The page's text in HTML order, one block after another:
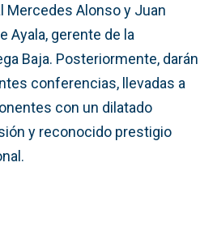
Mercedes Alonso y Juan
Ayala, gerente de la
Baja. Posteriormente, darán
conferencias, llevadas a
con un dilatado
y reconocido prestigio